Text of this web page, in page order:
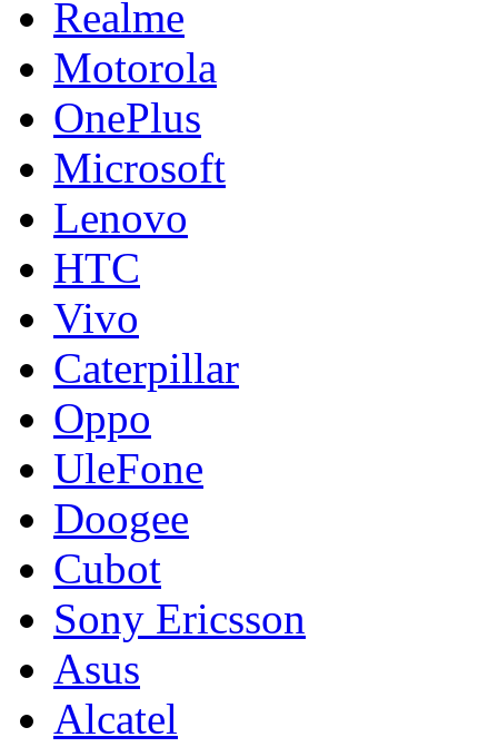
Realme
Motorola
OnePlus
Microsoft
Lenovo
HTC
Vivo
Caterpillar
Oppo
UleFone
Doogee
Cubot
Sony Ericsson
Asus
Alcatel